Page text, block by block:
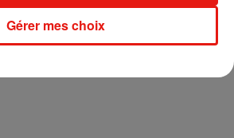
Gérer mes choix